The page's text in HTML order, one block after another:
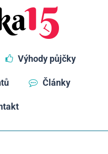
Výhody půjčky
Články